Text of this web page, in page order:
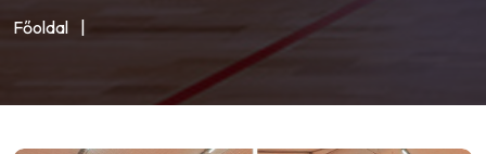
Főoldal